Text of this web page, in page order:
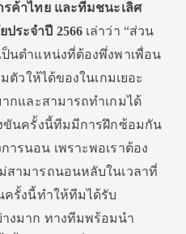
ค้าไทย และทีมชนะเลิศ
ระจำปี 2566 เล่าว่า “ส่วน
ป็นตำแหน่งที่ต้องพึ่งพาเพื่อน
ตัวให้ได้ของในเกมเยอะ
กและสามารถทำเกมได้
ขันครั้งนี้ทีมมีการฝึกซ้อมกัน
รนอน เพราะพอเราต้อง
สามารถนอนหลับในเวลาที่
ครั้งนี้ทำให้ทีมได้รับ
งมาก ทางทีมพร้อมนำ